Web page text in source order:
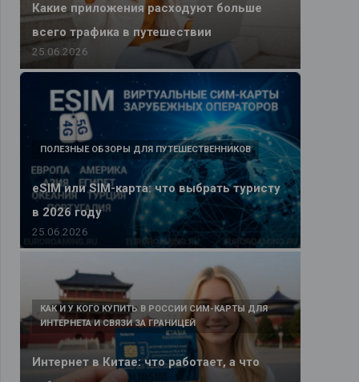
Какие приложения расходуют больше
всего трафика в путешествии
25.06.2026
eSIM или SIM-карта: что выбрать туристу
в 2026 году
ПОЛЕЗНЫЕ ОБЗОРЫ ДЛЯ ПУТЕШЕСТВЕННИКОВ
25.06.2026
Интернет в Китае: что работает, а что
КАК И У КОГО КУПИТЬ В РОССИИ СИМ-КАРТЫ ДЛЯ
ИНТЕРНЕТА И СВЯЗИ ЗА ГРАНИЦЕЙ